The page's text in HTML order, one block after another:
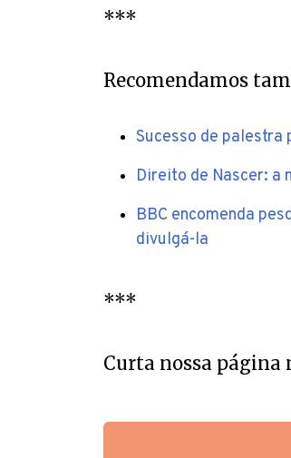
***
Recomendamos
Sucesso de palestra
Direito de Nascer: a
BBC encomenda
divulgá-la
***
Curta nossa página